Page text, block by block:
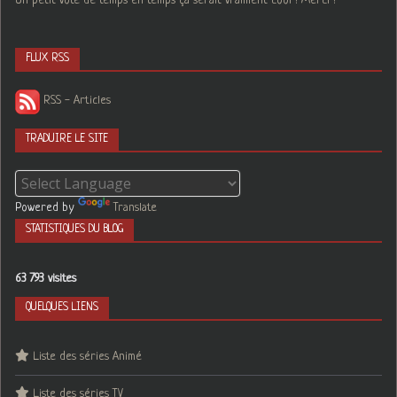
FLUX RSS
RSS - Articles
TRADUIRE LE SITE
Powered by Translate
STATISTIQUES DU BLOG
63 793 visites
QUELQUES LIENS
Liste des séries Animé
Liste des séries TV